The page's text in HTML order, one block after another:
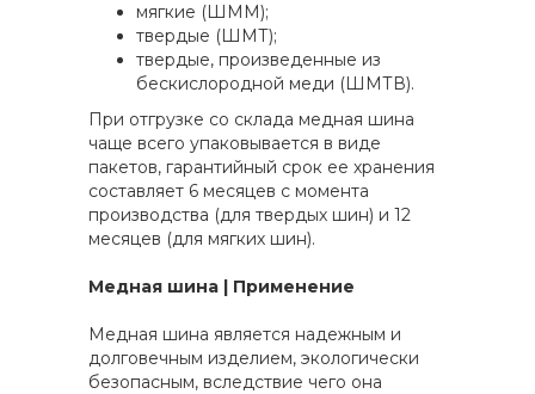
мягкие (ШММ);
твердые (ШМТ);
твердые, произведенные из
бескислородной меди (ШМТВ).
При отгрузке со склада медная шина
чаще всего упаковывается в виде
пакетов, гарантийный срок ее хранения
составляет 6 месяцев с момента
производства (для твердых шин) и 12
месяцев (для мягких шин).
Медная шина | Применение
Медная шина является надежным и
долговечным изделием, экологически
безопасным, вследствие чего она